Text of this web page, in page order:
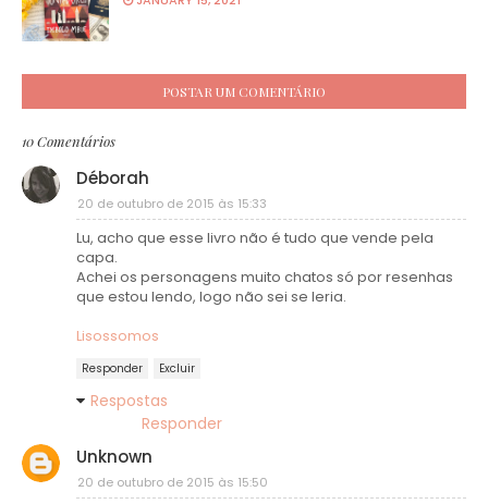
POSTAR UM COMENTÁRIO
10 Comentários
Déborah
20 de outubro de 2015 às 15:33
Lu, acho que esse livro não é tudo que vende pela
capa.
Achei os personagens muito chatos só por resenhas
que estou lendo, logo não sei se leria.
Lisossomos
Responder Excluir
Respostas
Responder
Unknown
20 de outubro de 2015 às 15:50